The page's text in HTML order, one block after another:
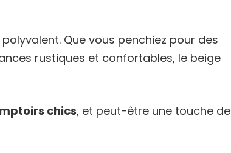
Que vous penchiez pour des
rustiques et confortables, le beige
chics, et peut-être une touche de